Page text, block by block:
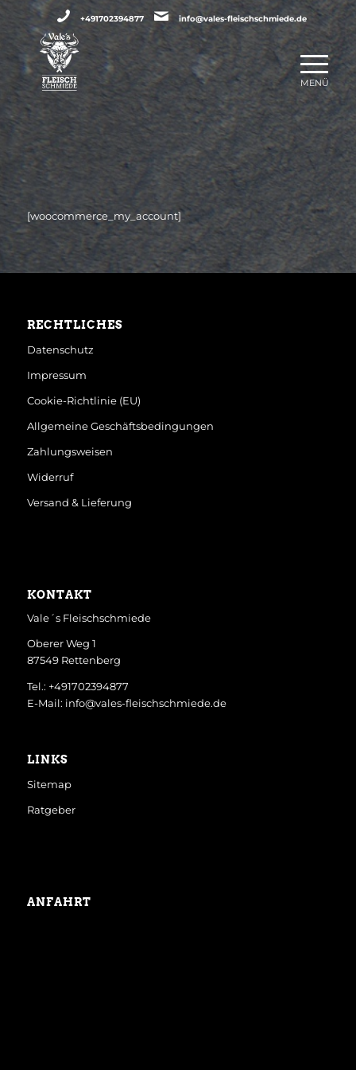
+491702394877 info@vales-fleischschmiede.de
[woocommerce_my_account]
RECHTLICHES
Datenschutz
Impressum
Cookie-Richtlinie (EU)
Allgemeine Geschäftsbedingungen
Zahlungsweisen
Widerruf
Versand & Lieferung
KONTAKT
Vale´s Fleischschmiede
Oberer Weg 1
87549 Rettenberg
Tel.: +491702394877
E-Mail: info@vales-fleischschmiede.de
LINKS
Sitemap
Ratgeber
ANFAHRT